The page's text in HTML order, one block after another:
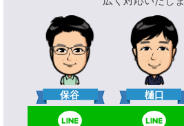
保谷 樋口